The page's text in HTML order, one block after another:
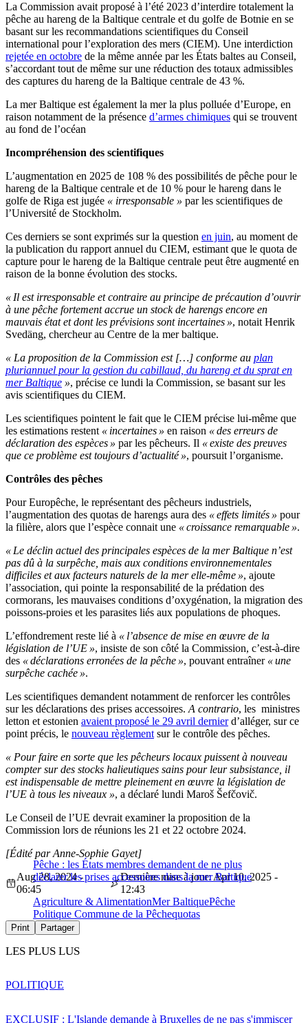
La Commission avait proposé à l’été 2023 d’interdire totalement la
pêche au hareng de la Baltique centrale et du golfe de Botnie en se
basant sur les recommandations scientifiques du Conseil
international pour l’exploration des mers (CIEM). Une interdiction
rejetée en octobre de la même année par les États baltes au Conseil,
s’accordant tout de même sur une réduction des totaux admissibles
des captures du hareng de la Baltique centrale de 43 %.
La mer Baltique est également la mer la plus polluée d’Europe, en
raison notamment de la présence d’armes chimiques qui se trouvent
au fond de l’océan
Incompréhension des scientifiques
L’augmentation en 2025 de 108 % des possibilités de pêche pour le
hareng de la Baltique centrale et de 10 % pour le hareng dans le
golfe de Riga est jugée « irresponsable » par les scientifiques de
l’Université de Stockholm.
Ces derniers se sont exprimés sur la question en juin, au moment de
la publication du rapport annuel du CIEM, estimant que le quota de
capture pour le hareng de la Baltique centrale peut être augmenté en
raison de la bonne évolution des stocks.
« Il est irresponsable et contraire au principe de précaution d’ouvrir
à une pêche fortement accrue un stock de harengs encore en
mauvais état et dont les prévisions sont incertaines », notait Henrik
Svedäng, chercheur au Centre de la mer baltique.
« La proposition de la Commission est […] conforme au plan
pluriannuel pour la gestion du cabillaud, du hareng et du sprat en
mer Baltique », précise ce lundi la Commission, se basant sur les
avis scientifiques du CIEM.
Les scientifiques pointent le fait que le CIEM précise lui-même que
les estimations restent « incertaines » en raison « des erreurs de
déclaration des espèces » par les pêcheurs. Il « existe des preuves
que ce problème est toujours d’actualité », poursuit l’organisme.
Contrôles des pêches
Pour Europêche, le représentant des pêcheurs industriels,
l’augmentation des quotas de harengs aura des « effets limités » pour
la filière, alors que l’espèce connait une « croissance remarquable ».
« Le déclin actuel des principales espèces de la mer Baltique n’est
pas dû à la surpêche, mais aux conditions environnementales
difficiles et aux facteurs naturels de la mer elle-même », ajoute
l’association, qui pointe la responsabilité de la prédation des
cormorans, les mauvaises conditions d’oxygénation, la migration des
poissons-proies et les parasites liés aux populations de phoques.
L’effondrement reste lié à « l’absence de mise en œuvre de la
législation de l’UE », insiste de son côté la Commission, c’est-à-dire
des « déclarations erronées de la pêche », pouvant entraîner « une
surpêche cachée ».
Les scientifiques demandent notamment de renforcer les contrôles
sur les déclarations des prises accessoires. A contrario, les ministres
letton et estonien avaient proposé le 29 avril dernierd’alléger, sur ce
point précis, le nouveau règlement sur le contrôle des pêches.
« Pour faire en sorte que les pêcheurs locaux puissent à nouveau
compter sur des stocks halieutiques sains pour leur subsistance, il
est indispensable de mettre pleinement en œuvre la législation de
l’UE à tous les niveaux », a déclaré lundi Maroš Šefčovič.
Le Conseil de l’UE devrait examiner la proposition de la
Commission lors de réunions les 21 et 22 octobre 2024.
Pêche : les États membres demandent de ne plus
déclarer les prises accessoires dans la mer Baltique
[Édité par Anne-Sophie Gayet]
Aug 28, 2024 -
06:45
Dernière mise à jour: Apr 10, 2025 -
12:43
Agriculture & AlimentationMer BaltiquePêche
Politique Commune de la Pêchequotas
Print Partager
LES PLUS LUS
EXCLUSIF : L'Islande demande à Bruxelles de ne pas s'immiscer
POLITIQUE